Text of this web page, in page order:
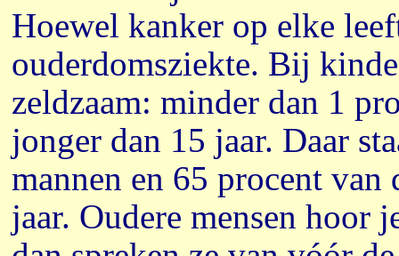
Hoewel kanker op elke
ouderdomsziekte. Bij
zeldzaam: minder dan 1
jonger dan 15 jaar. Daar
mannen en 65 procent
jaar. Oudere mensen hoor